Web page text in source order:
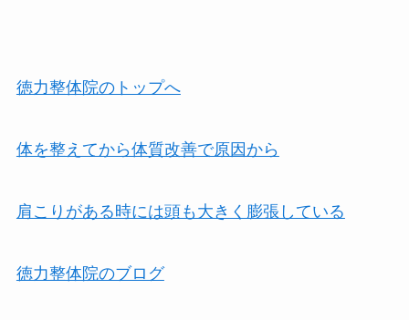
徳力整体院のトップへ
体を整えてから体質改善で原因から
肩こりがある時には頭も大きく膨張している
徳力整体院のブログ